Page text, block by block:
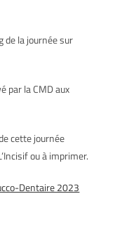
de la journée sur
par la CMD aux
cette journée
ou à imprimer.
Dentaire 2023